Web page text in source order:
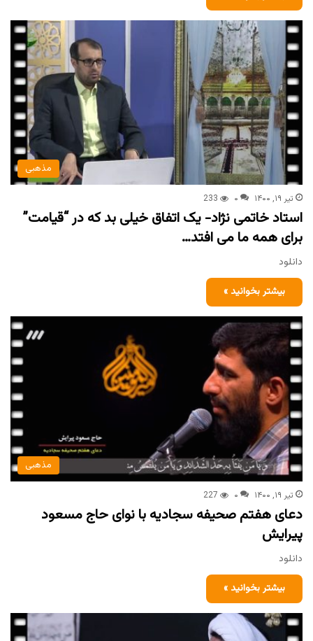
مذهبی
تیر ۱۹, ۱۴۰۰ ۰ 233
استاد خاتمی نژاد- یک اتفاق خیلی بد که در “قیامت”
برای همه ما می افتد…
دانلود
بیشتر بخوانید »
مذهبی
تیر ۱۹, ۱۴۰۰ ۰ 227
دعای هفتم صحیفه سجادیه با نوای حاج مسعود
پیرایش
دانلود
بیشتر بخوانید »